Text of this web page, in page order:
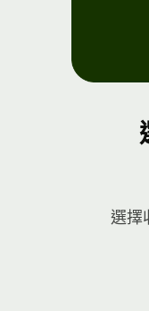
選擇